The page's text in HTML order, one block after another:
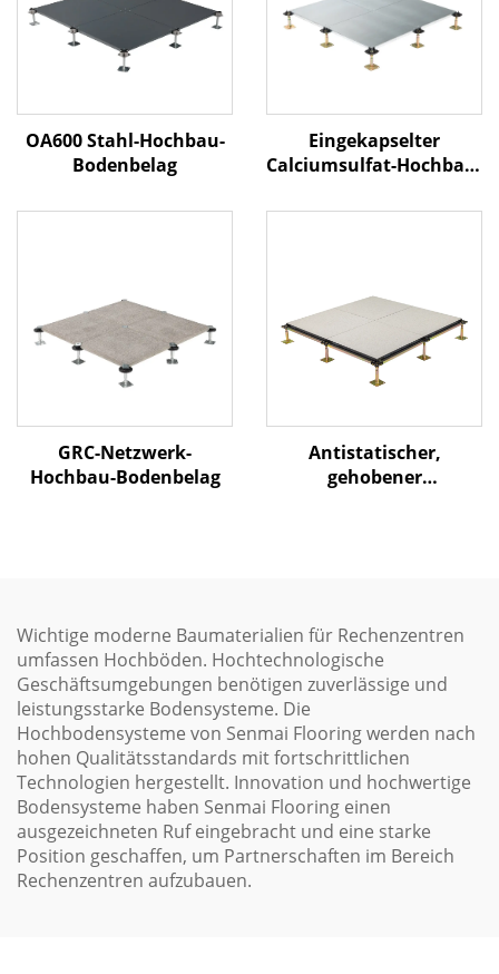
OA600 Stahl-Hochbau-
Bodenbelag
Eingekapselter
Calciumsulfat-Hochbau-
GRC-Netzwerk-
Hochbau-Bodenbelag
Antistatischer,
gehobener
Wichtige moderne Baumaterialien für Rechenzentren
umfassen Hochböden. Hochtechnologische
Geschäftsumgebungen benötigen zuverlässige und
leistungsstarke Bodensysteme. Die
Hochbodensysteme von Senmai Flooring werden nach
hohen Qualitätsstandards mit fortschrittlichen
Technologien hergestellt. Innovation und hochwertige
Bodensysteme haben Senmai Flooring einen
ausgezeichneten Ruf eingebracht und eine starke
Position geschaffen, um Partnerschaften im Bereich
Rechenzentren aufzubauen.